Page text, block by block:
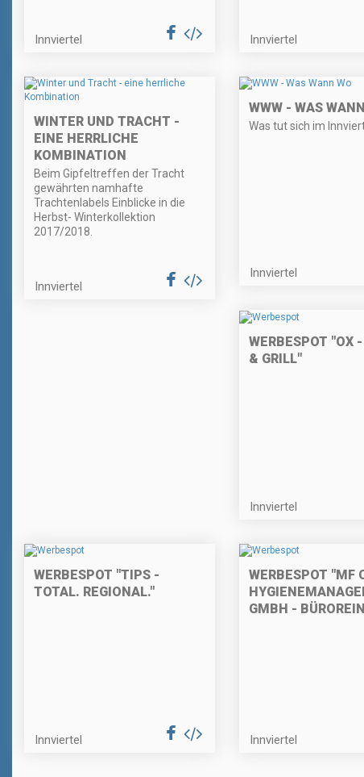
Innviertel Innviertel
WINTER UND TRACHT -
EINE HERRLICHE
KOMBINATION
Beim Gipfeltreffen der Tracht
gewährten namhafte
Trachtenlabels Einblicke in die
Herbst- Winterkollektion
2017/2018.
Innviertel
WWW - WAS
Was tut sich im
Innviertel
WERBESPOT "OX
& GRILL"
Innviertel
WERBESPOT "TIPS -
TOTAL. REGIONAL."
Innviertel
WERBESPOT "MF
GMBH -
Innviertel